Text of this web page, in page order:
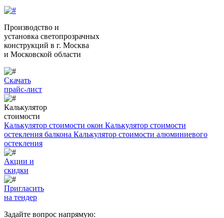
Производство и
установка светопрозрачных
конструкций в г. Москва
и Московской области
Скачать
прайс-лист
Калькулятор
стоимости
Калькулятор стоимости окон Калькулятор стоимости
остекления балкона Калькулятор стоимости алюминиевого
остекления
Акции и
скидки
Пригласить
на тендер
Задайте вопрос напрямую: